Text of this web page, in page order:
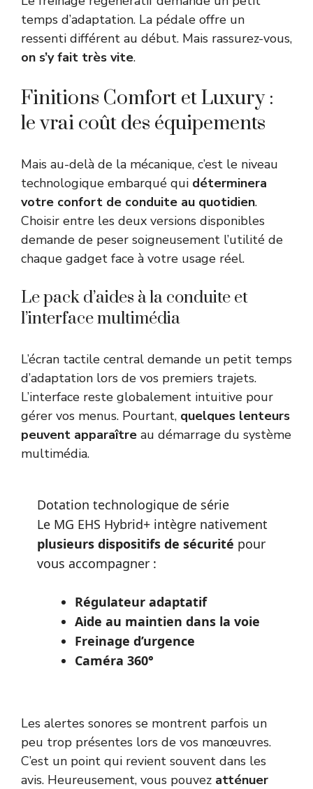
temps d’adaptation. La pédale offre un
ressenti différent au début. Mais rassurez-vous,
on s’y fait très vite.
Finitions Comfort et Luxury :
le vrai coût des équipements
Mais au-delà de la mécanique, c’est le niveau
technologique embarqué qui déterminera
votre confort de conduite au quotidien.
Choisir entre les deux versions disponibles
demande de peser soigneusement l’utilité de
chaque gadget face à votre usage réel.
Le pack d’aides à la conduite et
l’interface multimédia
L’écran tactile central demande un petit temps
d’adaptation lors de vos premiers trajets.
L’interface reste globalement intuitive pour
gérer vos menus. Pourtant, quelques lenteurs
peuvent apparaître au démarrage du système
multimédia.
Dotation technologique de série
Le MG EHS Hybrid+ intègre nativement
plusieurs dispositifs de sécurité pour
vous accompagner :
Régulateur adaptatif
Aide au maintien dans la voie
Freinage d’urgence
Caméra 360°
Les alertes sonores se montrent parfois un
peu trop présentes lors de vos manœuvres.
C’est un point qui revient souvent dans les
avis. Heureusement, vous pouvez atténuer